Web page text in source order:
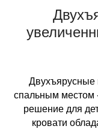
Двухъярусные
спальным местом
решение для
кровати